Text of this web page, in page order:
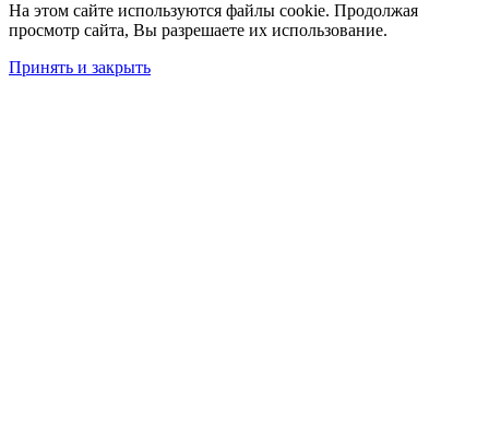
На этом сайте используются файлы cookie. Продолжая
просмотр сайта, Вы разрешаете их использование.
Принять и закрыть